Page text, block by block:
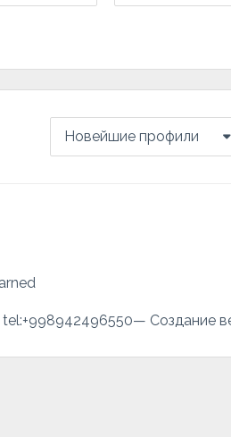
Новейшие профили